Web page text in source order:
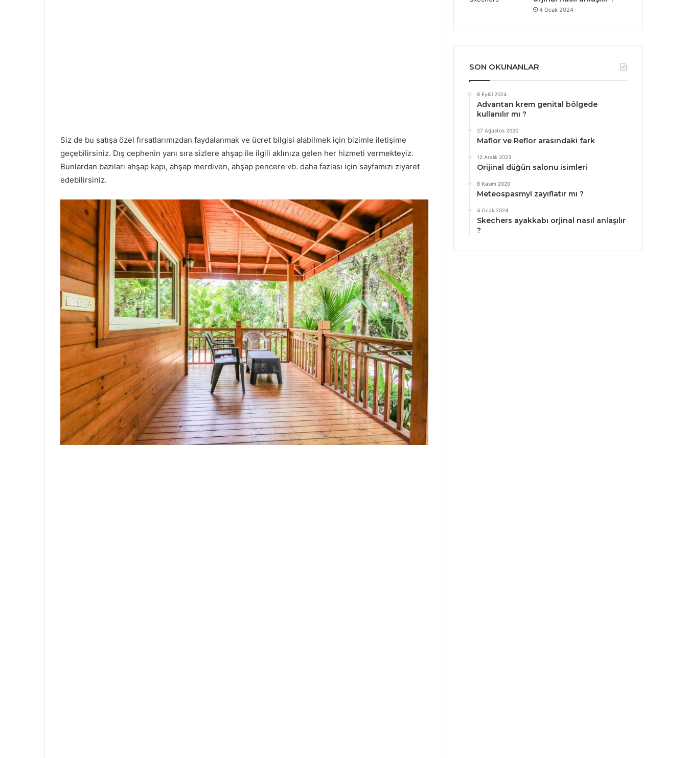
Siz de bu satışa özel fırsatlarımızdan faydalanmak ve ücret bilgisi alabilmek için bizimle iletişime
geçebilirsiniz. Dış cephenin yanı sıra sizlere ahşap ile ilgili aklınıza gelen her hizmeti vermekteyiz.
Bunlardan bazıları ahşap kapı, ahşap merdiven, ahşap pencere vb. daha fazlası için sayfamızı ziyaret
edebilirsiniz.
4 Ocak 2024
SON OKUNANLAR
8 Eylül 2024
Advantan krem genital bölgede
kullanılır mı ?
27 Ağustos 2020
Maflor ve Reflor arasındaki fark
12 Aralık 2023
Orijinal düğün salonu isimleri
8 Kasım 2020
Meteospasmyl zayıflatır mı ?
4 Ocak 2024
Skechers ayakkabı orjinal nasıl anlaşılır
?